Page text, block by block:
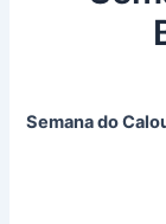
Semana do